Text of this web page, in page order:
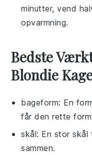
minutter, vend
opvarmning.
Bedste
Blondie
bageform: En
får den rette
skål: En stor skål
sammen.